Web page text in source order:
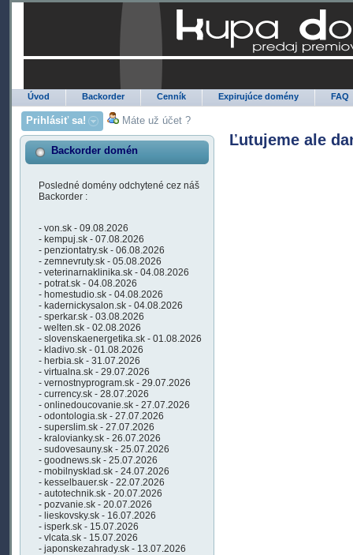
Úvod Backorder Cenník Expirujúce domény FAQ
Prihlásiť sa! Máte už účet ?
Backorder domén
Posledné domény odchytené cez náš
Backorder :
- von.sk - 09.08.2026
- kempuj.sk - 07.08.2026
- penziontatry.sk - 06.08.2026
- zemnevruty.sk - 05.08.2026
- veterinarnaklinika.sk - 04.08.2026
- potrat.sk - 04.08.2026
- homestudio.sk - 04.08.2026
- kadernickysalon.sk - 04.08.2026
- sperkar.sk - 03.08.2026
- welten.sk - 02.08.2026
- slovenskaenergetika.sk - 01.08.2026
- kladivo.sk - 01.08.2026
- herbia.sk - 31.07.2026
- virtualna.sk - 29.07.2026
- vernostnyprogram.sk - 29.07.2026
- currency.sk - 28.07.2026
- onlinedoucovanie.sk - 27.07.2026
- odontologia.sk - 27.07.2026
- superslim.sk - 27.07.2026
- kralovianky.sk - 26.07.2026
- sudovesauny.sk - 25.07.2026
- goodnews.sk - 25.07.2026
- mobilnysklad.sk - 24.07.2026
- kesselbauer.sk - 22.07.2026
- autotechnik.sk - 20.07.2026
- pozvanie.sk - 20.07.2026
- lieskovsky.sk - 16.07.2026
- isperk.sk - 15.07.2026
- vlcata.sk - 15.07.2026
- japonskezahrady.sk - 13.07.2026
Ľutujeme ale